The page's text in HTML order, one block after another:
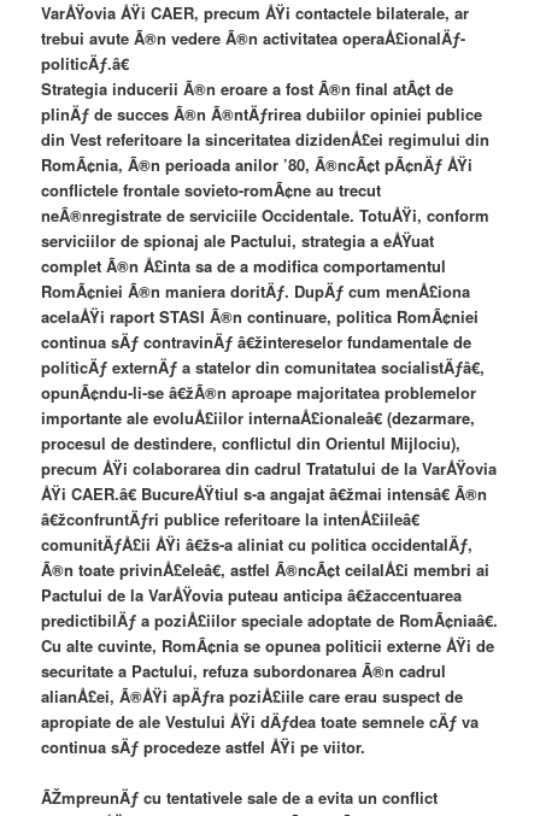
VarÅŸovia ÅŸi CAER, precum ÅŸi contactele bilaterale, ar
trebui avute Ã®n vedere Ã®n activitatea operaÅ£ionalÄƒ-
politicÄƒ.â€
Strategia inducerii Ã®n eroare a fost Ã®n final atÃ¢t de
plinÄƒ de succes Ã®n Ã®ntÄƒrirea dubiilor opiniei publice
din Vest referitoare la sinceritatea dizidenÅ£ei regimului din
RomÃ¢nia, Ã®n perioada anilor ’80, Ã®ncÃ¢t pÃ¢nÄƒ ÅŸi
conflictele frontale sovieto-romÃ¢ne au trecut
neÃ®nregistrate de serviciile Occidentale. TotuÅŸi, conform
serviciilor de spionaj ale Pactului, strategia a eÅŸuat
complet Ã®n Å£inta sa de a modifica comportamentul
RomÃ¢niei Ã®n maniera doritÄƒ. DupÄƒ cum menÅ£iona
acelaÅŸi raport STASI Ã®n continuare, politica RomÃ¢niei
continua sÄƒ contravinÄƒ â€žintereselor fundamentale de
politicÄƒ externÄƒ a statelor din comunitatea socialistÄƒâ€,
opunÃ¢ndu-li-se â€žÃ®n aproape majoritatea problemelor
importante ale evoluÅ£iilor internaÅ£ionaleâ€ (dezarmare,
procesul de destindere, conflictul din Orientul Mijlociu),
precum ÅŸi colaborarea din cadrul Tratatului de la VarÅŸovia
ÅŸi CAER.â€ BucureÅŸtiul s-a angajat â€žmai intensâ€ Ã®n
â€žconfruntÄƒri publice referitoare la intenÅ£iileâ€
comunitÄƒÅ£ii ÅŸi â€žs-a aliniat cu politica occidentalÄƒ,
Ã®n toate privinÅ£eleâ€, astfel Ã®ncÃ¢t ceilalÅ£i membri ai
Pactului de la VarÅŸovia puteau anticipa â€žaccentuarea
predictibilÄƒ a poziÅ£iilor speciale adoptate de RomÃ¢niaâ€.
Cu alte cuvinte, RomÃ¢nia se opunea politicii externe ÅŸi de
securitate a Pactului, refuza subordonarea Ã®n cadrul
alianÅ£ei, Ã®ÅŸi apÄƒra poziÅ£iile care erau suspect de
apropiate de ale Vestului ÅŸi dÄƒdea toate semnele cÄƒ va
continua sÄƒ procedeze astfel ÅŸi pe viitor.
ÃŽmpreunÄƒ cu tentativele sale de a evita un conflict